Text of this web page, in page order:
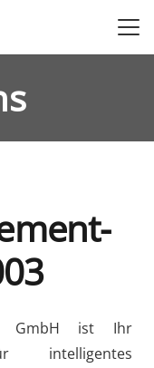
GmbH ist Ihr
intelligentes